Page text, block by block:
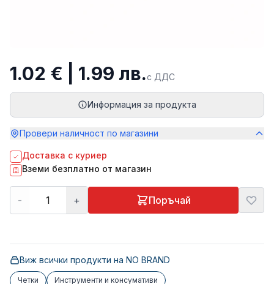
1.02 € | 1.99 лв.с ДДС
Информация за продукта
Провери наличност по магазини
Доставка с куриер
Вземи безплатно от магазин
- + Поръчай
Виж всички продукти на NO BRAND
Четки
Инструменти и консумативи